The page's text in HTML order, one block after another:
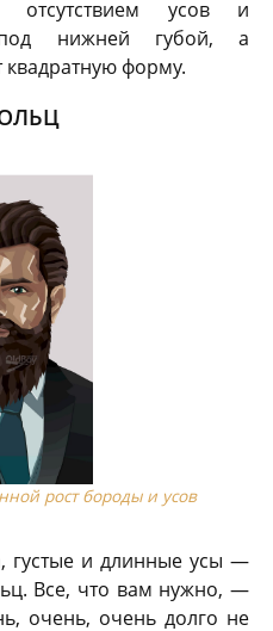
отсутствием усов и
нижней губой, а
форму.
рост бороды и усов
густые и длинные усы —
Все, что вам нужно, —
очень, очень долго не